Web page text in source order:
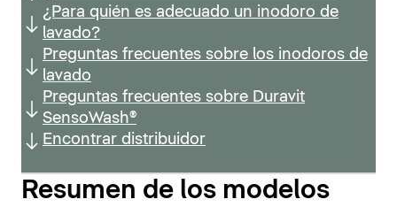
¿Para quién es adecuado un inodoro de
lavado?
Preguntas frecuentes sobre los inodoros de
lavado
Preguntas frecuentes sobre Duravit
SensoWash®
Encontrar distribuidor
Resumen de los modelos